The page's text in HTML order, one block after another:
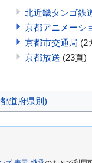
北近畿タンゴ鉄
京都アニメーシ
京都市交通局 (2
京都放送 (23頁)
道府県別)